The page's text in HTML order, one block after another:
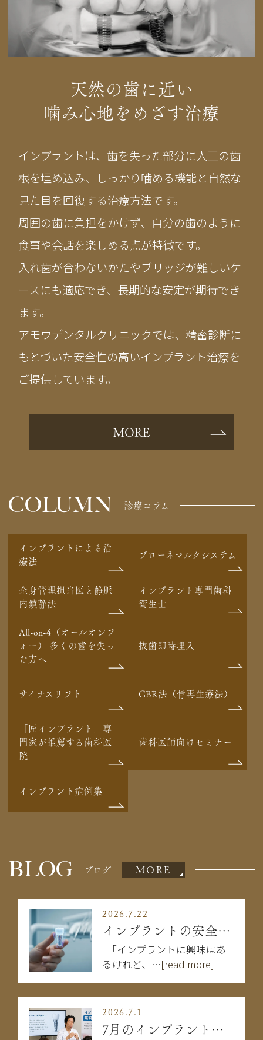
天然の歯に近い
噛み心地をめざす治療
インプラントは、歯を失った部分に人工の歯
根を埋め込み、しっかり噛める機能と自然な
見た目を回復する治療方法です。
周囲の歯に負担をかけず、自分の歯のように
食事や会話を楽しめる点が特徴です。
入れ歯が合わないかたやブリッジが難しいケ
ースにも適応でき、長期的な安定が期待でき
ます。
アモウデンタルクリニックでは、精密診断に
もとづいた安全性の高いインプラント治療を
ご提供しています。
MORE
COLUMN 診療コラム
インプラントによる治
療法
ブローネマルクシステム
全身管理担当医と静脈
内鎮静法
インプラント専門歯科
衛生士
All-on-4（オールオンフ
ォー） 多くの歯を失っ
た方へ
抜歯即時埋入
サイナスリフト GBR法（骨再生療法）
「匠インプラント」専
門家が推薦する歯科医
院
歯科医師向けセミナー
インプラント症例集
BLOG ブログ MORE
2026.7.22
インプラントの安全性は大丈夫？失敗を防ぐために知るべきこと
「インプラントに興味はあ
るけれど、…[read more]
2026.7.1
7月のインプラント説明会